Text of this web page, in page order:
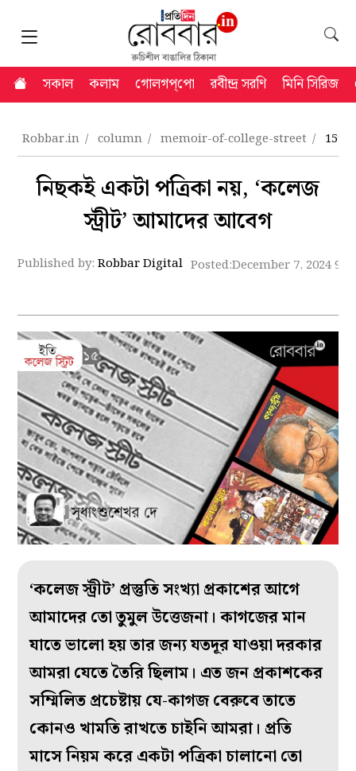
সকাল কলাম গোলগপ্‌পো রবীন্দ্র সরণি মিনি সিরিজ
Robbar.in column memoir-of-college-street 15th
নিছকই একটা পত্রিকা নয়, ‘কলেজ
স্ট্রীট’ আমাদের আবেগ
Published by:Robbar Digital Posted:December 7, 2024
‘কলেজ স্ট্রীট’ প্রস্তুতি সংখ্যা প্রকাশের আগে
আমাদের তো তুমুল উত্তেজনা। কাগজের মান
যাতে ভালো হয় তার জন্য যতদূর যাওয়া দরকার
আমরা যেতে তৈরি ছিলাম। এত জন প্রকাশকের
সম্মিলিত প্রচেষ্টায় যে-কাগজ বেরুবে তাতে
কোনও খামতি রাখতে চাইনি আমরা। প্রতি
মাসে নিয়ম করে একটা পত্রিকা চালানো তো